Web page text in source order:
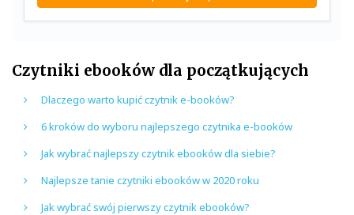
Czytniki ebooków dla początkujących
Dlaczego warto kupić czytnik e-booków?
6 kroków do wyboru najlepszego czytnika e-booków
Jak wybrać najlepszy czytnik ebooków dla siebie?
Najlepsze tanie czytniki ebooków w 2020 roku
Jak wybrać swój pierwszy czytnik ebooków?